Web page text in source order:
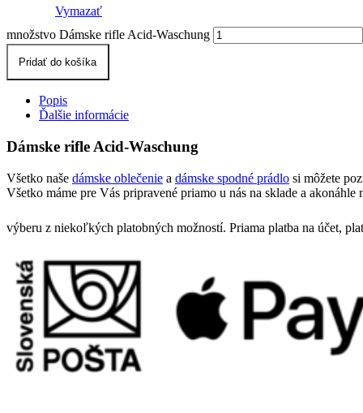
Vymazať
množstvo Dámske rifle Acid-Waschung
Pridať do košíka
Popis
Ďalšie informácie
Dámske rifle Acid-Waschung
Všetko naše dámske oblečenie a dámske spodné prádlo si môžete
Všetko máme pre Vás pripravené priamo u nás na sklade a
výberu z niekoľkých platobných možností. Priama platba na účet,